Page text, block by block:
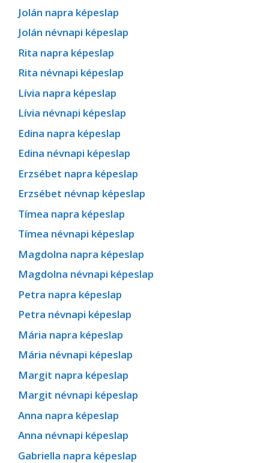
Jolán napra képeslap
Jolán névnapi képeslap
Rita napra képeslap
Rita névnapi képeslap
Lívia napra képeslap
Lívia névnapi képeslap
Edina napra képeslap
Edina névnapi képeslap
Erzsébet napra képeslap
Erzsébet névnap képeslap
Tímea napra képeslap
Tímea névnapi képeslap
Magdolna napra képeslap
Magdolna névnapi képeslap
Petra napra képeslap
Petra névnapi képeslap
Mária napra képeslap
Mária névnapi képeslap
Margit napra képeslap
Margit névnapi képeslap
Anna napra képeslap
Anna névnapi képeslap
Gabriella napra képeslap